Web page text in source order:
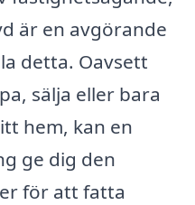
är en avgörande
detta. Oavsett
sälja eller bara
hem, kan en
ge dig den
för att fatta